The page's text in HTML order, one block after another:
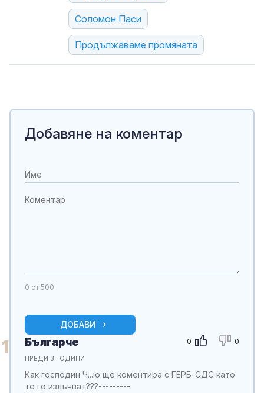
Соломон Паси
Продължаваме промяната
Добавяне на коментар
0 от 500
ДОБАВИ
1 0 0
Българче
ПРЕДИ 3 ГОДИНИ
Как господин Ч...ю ще коментира с ГЕРБ-СДС като
те го излъчват???---------